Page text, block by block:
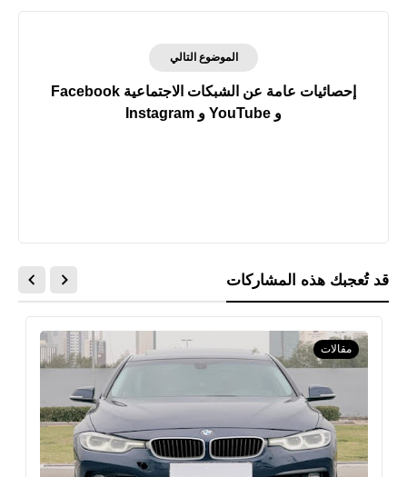
الموضوع التالي
إحصائيات عامة عن الشبكات الاجتماعية Facebook
و YouTube و Instagram
قد تُعجبك هذه المشاركات
مقالات